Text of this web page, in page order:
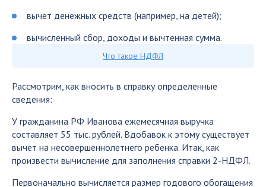
вычет денежных средств (например, на детей);
вычисленный сбор, доходы и вычтенная сумма.
Что такое НДФЛ
Рассмотрим, как вносить в справку определенные
сведения:
У гражданина РФ Иванова ежемесячная выручка
составляет 55 тыс. рублей. Вдобавок к этому существует
вычет на несовершеннолетнего ребенка. Итак, как
произвести вычисление для заполнения справки 2-НДФЛ.
Первоначально вычисляется размер годового обогащения